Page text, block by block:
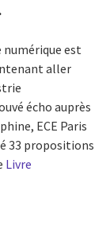
numérique est
aller
écho auprès
ECE Paris
33 propositions
Livre